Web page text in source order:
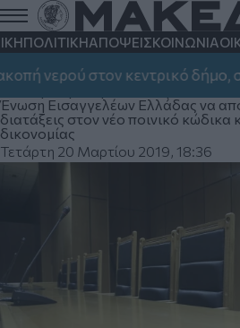
ΠΟΛΙΤΙΚΗΑΠΟΨΕΙΣΚΟΙΝΩΝΙΑ
στον κεντρικό δήμο,
Ενστάσεις και
αλλαγών στο ποινικό
οι εισαγγελείς
Διοικητική ολομέλεια συγκαλείται
Ένωση Εισαγγελέων Ελλάδας να
διατάξεις στον νέο ποινικό κώδικα
δικονομίας
Τετάρτη 20 Μαρτίου 2019, 18:36